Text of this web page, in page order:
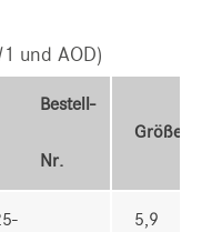
und AOD)
Bestell-
Nr.
Größe
5,9